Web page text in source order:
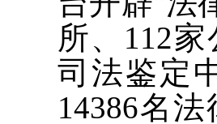
所、112
司法鉴定
14386名